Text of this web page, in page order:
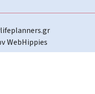
WebHippies